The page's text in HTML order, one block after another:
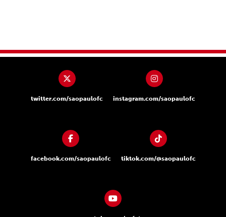
twitter.com/saopaulofc instagram.com/saopaulofc
facebook.com/saopaulofc tiktok.com/@saopaulofc